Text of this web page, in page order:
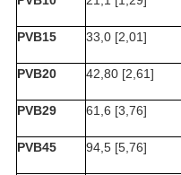
PVB15
33,0 [2,01]
PVB20
42,80 [2,61]
PVB29
61,6 [3,76]
PVB45
94,5 [5,76]